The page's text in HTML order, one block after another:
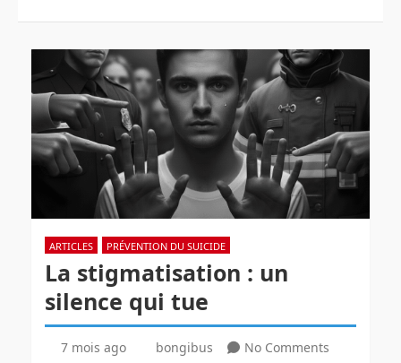
ARTICLES PRÉVENTION DU SUICIDE
La stigmatisation : un
silence qui tue
7 mois ago bongibus No Comments